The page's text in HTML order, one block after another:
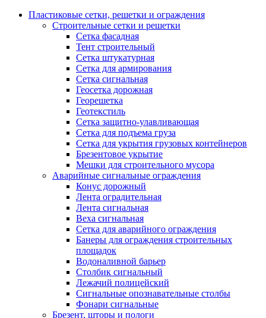
Пластиковые сетки, решетки и ограждения
Строительные сетки и решетки
Сетка фасадная
Тент строительный
Сетка штукатурная
Сетка для армирования
Сетка сигнальная
Геосетка дорожная
Георешетка
Геотекстиль
Сетка защитно-улавливающая
Сетка для подъема груза
Сетка для укрытия грузовых контейнеров
Брезентовое укрытие
Мешки для строительного мусора
Аварийные сигнальные ограждения
Конус дорожный
Лента оградительная
Лента сигнальная
Веха сигнальная
Сетка для аварийного ограждения
Банеры для ограждения строительных
площадок
Водоналивной барьер
Столбик сигнальный
Лежачий полицейский
Сигнальные опознавательные столбы
Фонари сигнальные
Брезент, шторы и пологи